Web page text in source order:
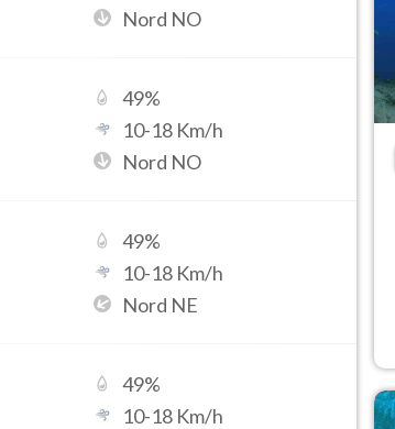
Nord NO
49%
10-18 Km/h
Nord NO
49%
10-18 Km/h
Nord NE
49%
10-18 Km/h